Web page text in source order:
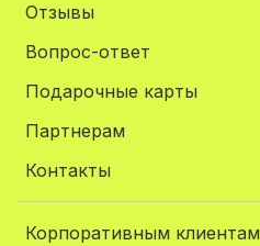
Отзывы
Вопрос-ответ
Подарочные карты
Партнерам
Контакты
Корпоративным клиентам